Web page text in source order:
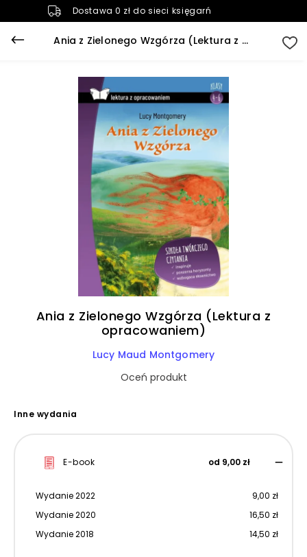
Dostawa 0 zł do sieci księgarń
Ania z Zielonego Wzgórza (Lektura z opracowaniem)
Ania z Zielonego Wzgórza (Lektura z
opracowaniem)
Lucy Maud Montgomery
Oceń produkt
Inne wydania
E-book od 9,00 zł
Wydanie 2022
9,00 zł
Wydanie 2020
16,50 zł
Wydanie 2018
14,50 zł